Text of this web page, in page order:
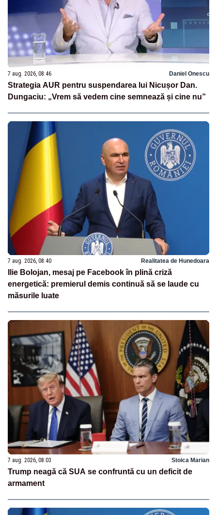
7 aug. 2026, 08:46 Daniel Onescu
Strategia AUR pentru suspendarea lui Nicușor Dan.
Dungaciu: „Vrem să vedem cine semnează și cine nu”
7 aug. 2026, 08:40 Realitatea de Hunedoara
Ilie Bolojan, mesaj pe Facebook în plină criză
energetică: premierul demis continuă să se laude cu
măsurile luate
7 aug. 2026, 08:03 Stoica Marian
Trump neagă că SUA se confruntă cu un deficit de
armament